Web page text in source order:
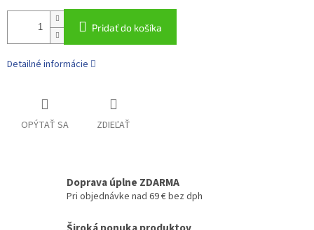
cena:
Pridať do košíka
Detailné informácie
OPÝTAŤ SA ZDIEĽAŤ
Doprava úplne ZDARMA
Pri objednávke nad 69 € bez dph